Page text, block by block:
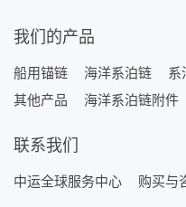
我们的产品
船用锚链 海洋系泊链 系
其他产品
海洋系泊链附件
联系我们
中运全球服务中心 购买与